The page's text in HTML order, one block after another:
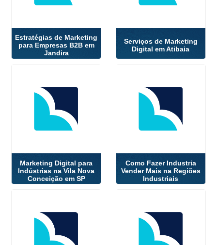
Estratégias de Marketing
para Empresas B2B em
Jandira
Serviços de Marketing
Digital em Atibaia
Marketing Digital para
Indústrias na Vila Nova
Conceição em SP
Como Fazer Industria
Vender Mais na Regiões
Industriais